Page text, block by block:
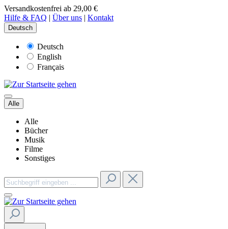
Versandkostenfrei ab 29,00 €
Hilfe & FAQ | Über uns | Kontakt
Deutsch
Deutsch
English
Français
Alle
Alle
Bücher
Musik
Filme
Sonstiges